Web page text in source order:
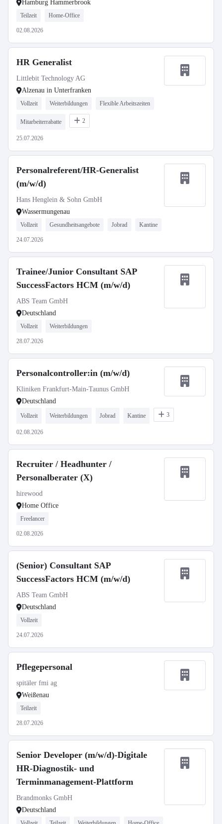
Hamburg Hammerbrook
Teilzeit Home-Office
02.08.2026
HR Generalist
Littlebit Technology AG
Alzenau in Unterfranken
Vollzeit Weiterbildungen Flexible Arbeitszeiten
Mitarbeiterrabatte 2
25.07.2026
Personalreferent/HR-Generalist
(m/w/d)
Hans Henglein & Sohn GmbH
Wassermungenau
Vollzeit Gesundheitsangebote Jobrad Kantine
24.07.2026
Trainee/Junior Consultant SAP
SuccessFactors HCM (m/w/d)
ABS Team GmbH
Deutschland
Vollzeit Weiterbildungen
28.07.2026
Personalcontroller:in (m/w/d)
Kliniken Frankfurt-Main-Taunus GmbH
Deutschland
Vollzeit Weiterbildungen Jobrad Kantine 3
02.08.2026
Recruiter / Headhunter /
Personalberater (X)
hirewood
Home Office
Freelancer
02.08.2026
(Senior) Consultant SAP
SuccessFactors HCM (m/w/d)
ABS Team GmbH
Deutschland
Vollzeit
24.07.2026
Pflegepersonal
spitäler fmi ag
Weißenau
Teilzeit
28.07.2026
Senior Developer (m/w/d)-Digitale
HR-Diagnostik- und
Terminmanagement-Plattform
Brandmonks GmbH
Deutschland